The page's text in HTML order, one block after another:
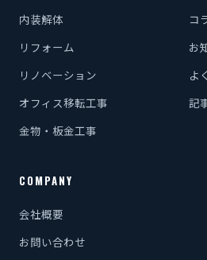
内装解体
リフォーム
リノベーション
オフィス移転工事
金物・板金工事
コ
お
よ
記
COMPANY
会社概要
お問い合わせ